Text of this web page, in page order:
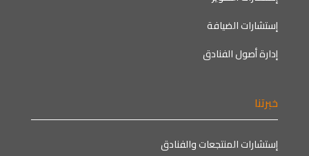
إستشارات الضيافة
إدارة أصول الفنادق
خبرتنا
إستشارات المنتجعات والفنادق